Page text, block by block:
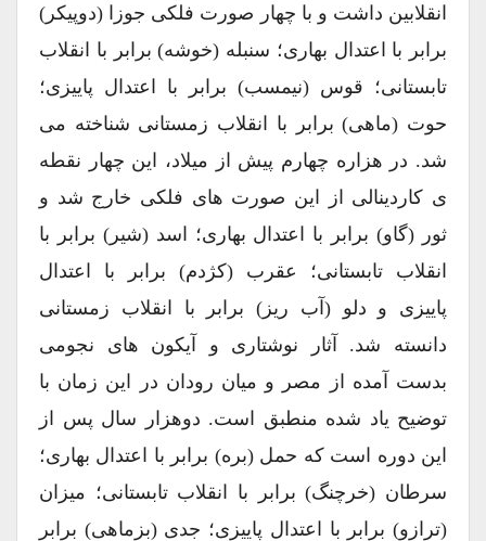
انقلابین داشت و با چهار صورت فلکی جوزا (دوپیکر)
برابر با اعتدال بهاری؛ سنبله (خوشه) برابر با انقلاب
تابستانی؛ قوس (نیمسب) برابر با اعتدال پاییزی؛
حوت (ماهی) برابر با انقلاب زمستانی شناخته می
شد. در هزاره چهارم پیش از میلاد، این چهار نقطه
ی کاردینالی از این صورت های فلکی خارج شد و
ثور (گاو) برابر با اعتدال بهاری؛ اسد (شیر) برابر با
انقلاب تابستانی؛ عقرب (کژدم) برابر با اعتدال
پاییزی و دلو (آب ریز) برابر با انقلاب زمستانی
دانسته شد. آثار نوشتاری و آیکون های نجومی
بدست آمده از مصر و میان رودان در این زمان با
توضیح یاد شده منطبق است. دوهزار سال پس از
این دوره است که حمل (بره) برابر با اعتدال بهاری؛
سرطان (خرچنگ) برابر با انقلاب تابستانی؛ میزان
(ترازو) برابر با اعتدال پاییزی؛ جدی (بزماهی) برابر